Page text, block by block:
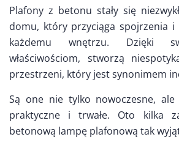
Plafony z betonu stały się
domu, który przyciąga spojrzenia i
każdemu wnętrzu. Dzięki
właściwościom, stworzą
przestrzeni, który jest synonimem
Są one nie tylko nowoczesne, ale
praktyczne i trwałe. Oto kilka
betonową lampę plafonową tak